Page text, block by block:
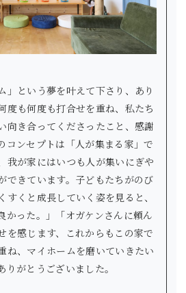
」という夢を叶えて下さり、あり
度も何度も打合せを重ね、私たち
向き合ってくださったこと、感謝
コンセプトは「人が集まる家」で
我が家にはいつも人が集いにぎや
できています。子どもたちがのび
すくと成長していく姿を見ると、
かった。」「オガケンさんに頼ん
を感じます、これからもこの家で
ね、マイホームを磨いていきたい
りがとうございました。